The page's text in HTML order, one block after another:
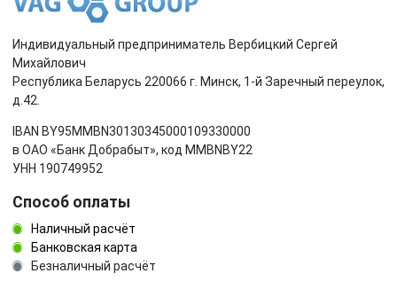
Индивидуальный предприниматель Вербицкий Сергей
Михайлович
Республика Беларусь 220066 г. Минск, 1-й Заречный переулок,
д.42.
IBAN BY95MMBN30130345000109330000
в ОАО «Банк Добрабыт», код MMBNBY22
УНН 190749952
Способ оплаты
Наличный расчёт
Банковская карта
Безналичный расчёт